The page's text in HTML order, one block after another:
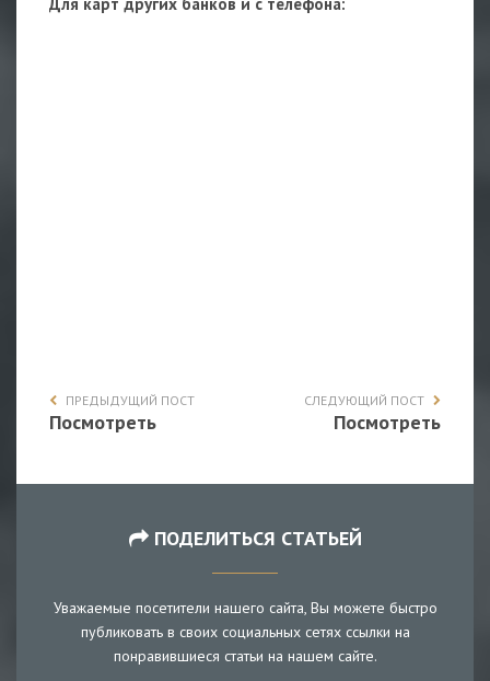
ПРЕДЫДУЩИЙ ПОСТ
Посмотреть
СЛЕДУЮЩИЙ ПОСТ
Посмотреть
ПОДЕЛИТЬСЯ СТАТЬЕЙ
Уважаемые посетители нашего сайта, Вы можете быстро
публиковать в своих социальных сетях ссылки на
понравившиеся статьи на нашем сайте.